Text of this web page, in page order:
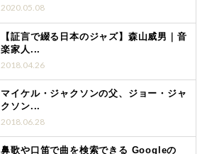
2020.05.08
【証言で綴る日本のジャズ】森山威男｜音
楽家人...
2018.04.26
マイケル・ジャクソンの父、ジョー・ジャ
クソン...
2018.06.28
鼻歌や口笛で曲を検索できる Googleの